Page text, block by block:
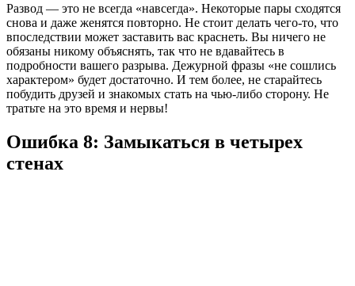
Развод — это не всегда «навсегда». Некоторые пары сходятся
снова и даже женятся повторно. Не стоит делать чего-то, что
впоследствии может заставить вас краснеть. Вы ничего не
обязаны никому объяснять, так что не вдавайтесь в
подробности вашего разрыва. Дежурной фразы «не сошлись
характером» будет достаточно. И тем более, не старайтесь
побудить друзей и знакомых стать на чью-либо сторону. Не
тратьте на это время и нервы!
Ошибка 8: Замыкаться в четырех
стенах